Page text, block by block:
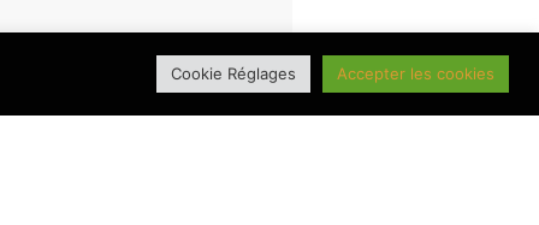
Cookie Réglages Accepter les cookies